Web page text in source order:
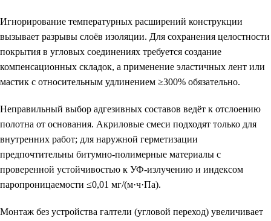
Игнорирование температурных расширений конструкции
вызывает разрывы слоёв изоляции. Для сохранения целостности
покрытия в угловых соединениях требуется создание
компенсационных складок, а применение эластичных лент или
мастик с относительным удлинением ≥300% обязательно.
Неправильный выбор адгезивных составов ведёт к отслоению
полотна от основания. Акриловые смеси подходят только для
внутренних работ; для наружной герметизации
предпочтительны битумно-полимерные материалы с
проверенной устойчивостью к УФ-излучению и индексом
паропроницаемости ≤0,01 мг/(м·ч·Па).
Монтаж без устройства галтели (угловой переход) увеличивает